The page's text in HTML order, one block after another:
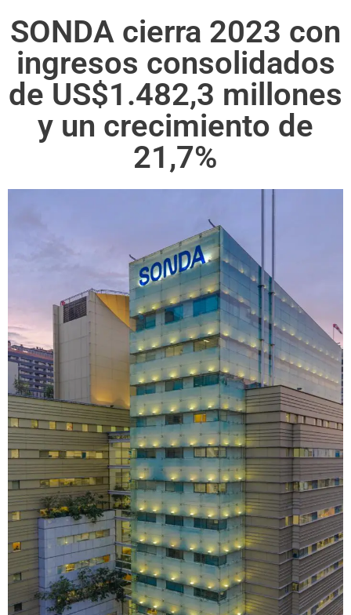
SONDA cierra 2023 con
ingresos consolidados
de US$1.482,3 millones
y un crecimiento de
21,7%